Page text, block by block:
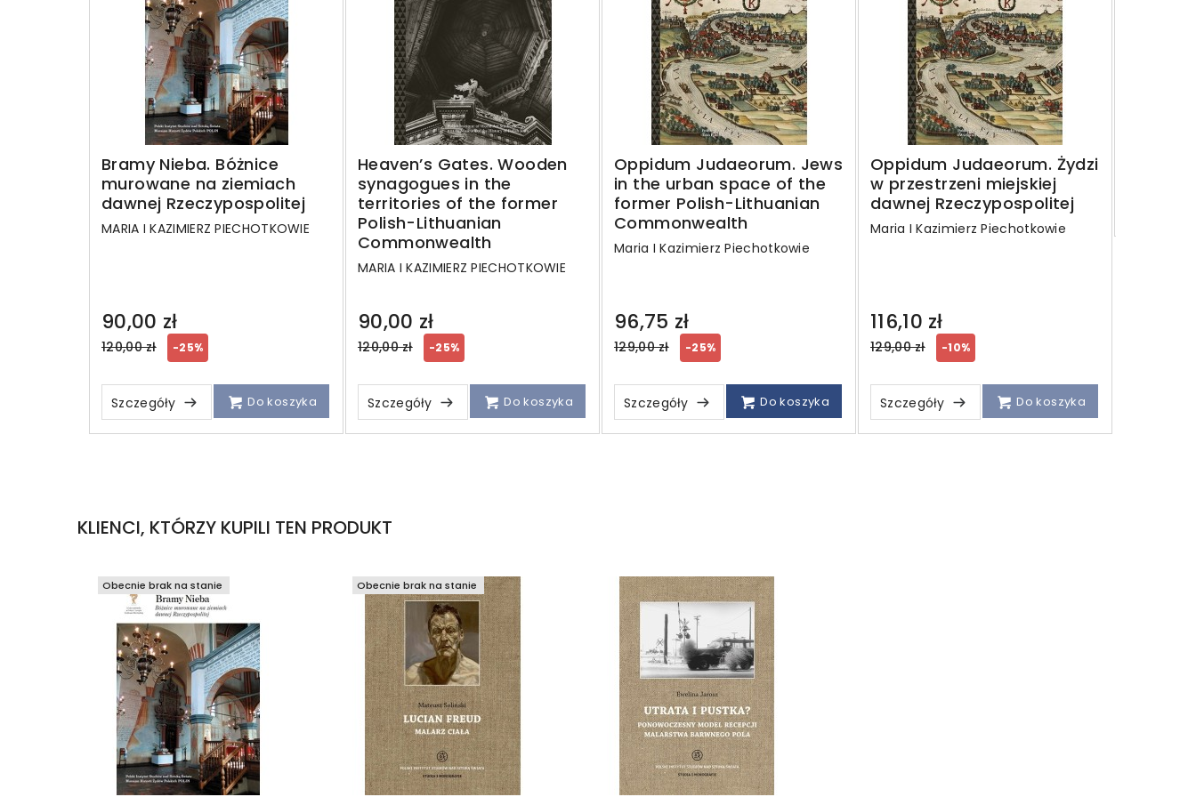
Bramy Nieba. Bóżnice
murowane na ziemiach
dawnej Rzeczypospolitej
MARIA I KAZIMIERZ PIECHOTKOWIE
90,00 zł
Regular
120,00 zł -25%
Szczegóły Do koszyka
Heaven’s Gates. Wooden
synagogues in the
territories of the former
Polish-Lithuanian
Commonwealth
MARIA I KAZIMIERZ PIECHOTKOWIE
90,00 zł
Regular
120,00 zł -25%
Szczegóły Do koszyka
Oppidum Judaeorum. Jews
in the urban space of the
former Polish-Lithuanian
Commonwealth
Maria I Kazimierz Piechotkowie
96,75 zł
Regular
129,00 zł -25%
Szczegóły Do koszyka
Oppidum Judaeorum. Żydzi
w przestrzeni miejskiej
dawnej Rzeczypospolitej
Maria I Kazimierz Piechotkowie
116,10 zł
Regular
129,00 zł -10%
Szczegóły Do koszyka
KLIENCI, KTÓRZY KUPILI TEN PRODUKT
Obecnie brak na stanie Obecnie brak na stanie